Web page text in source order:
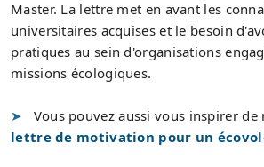
Master. La lettre met en avant les
universitaires acquises et le besoin
pratiques au sein d'organisations
missions écologiques.
Vous pouvez aussi vous inspirer de
lettre de motivation pour un